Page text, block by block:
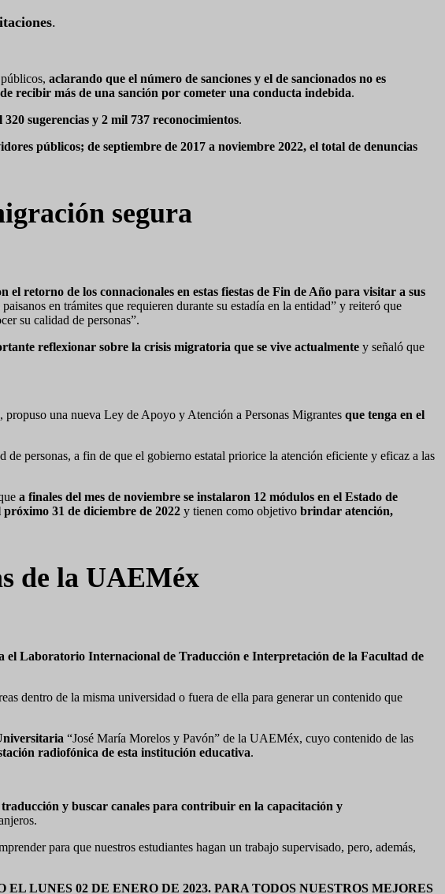
.
aclarando que el número de sanciones y el de sancionados no es
recibir más de una sanción por cometer una conducta indebida.
sugerencias y 2 mil 737 reconocimientos.
públicos; de septiembre de 2017 a noviembre 2022, el total de denuncias
segura
el retorno de los connacionales en estas fiestas de Fin de Año para visitar a sus
en trámites que requieren durante su estadía en la entidad” y reiteró que
su calidad de personas”.
reflexionar sobre la crisis migratoria que se vive actualmente y señaló que
propuso una nueva Ley de Apoyo y Atención a Personas Migrantes que tenga en el
personas, a fin de que el gobierno estatal priorice la atención eficiente y eficaz a las
a finales del mes de noviembre se instalaron 12 módulos en el Estado de
31 de diciembre de 2022 y tienen como objetivo brindar atención,
de la UAEMéx
el Laboratorio Internacional de Traducción e Interpretación de la Facultad de
dentro de la misma universidad o fuera de ella para generar un contenido que
“José María Morelos y Pavón” de la UAEMéx, cuyo contenido de las
radiofónica de esta institución educativa.
y buscar canales para contribuir en la capacitación y
para que nuestros estudiantes hagan un trabajo supervisado, pero, además,
LUNES 02 DE ENERO DE 2023. PARA TODOS NUESTROS MEJORES